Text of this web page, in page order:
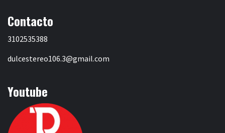
Contacto
3102535388
dulcestereo106.3@gmail.com
Youtube